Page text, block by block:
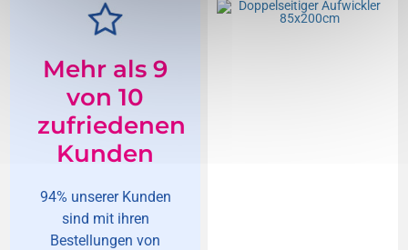
Mehr als 9
von 10
zufriedenen
Kunden
94% unserer Kunden
sind mit ihren
Bestellungen von